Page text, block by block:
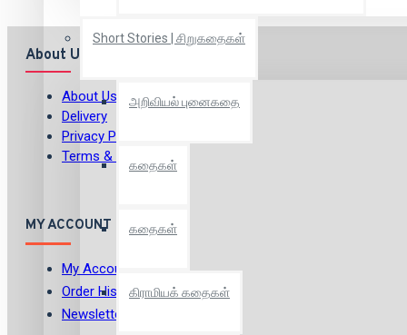
Short Stories | சிறுகதைகள்
அறிவியல் புனைகதை
கதைகள்
கதைகள்
கிராமியக் கதைகள்
About Us
About Us
Delivery
Privacy Policy
Terms & Conditions
MY ACCOUNT
My Account
Order History
Newsletter